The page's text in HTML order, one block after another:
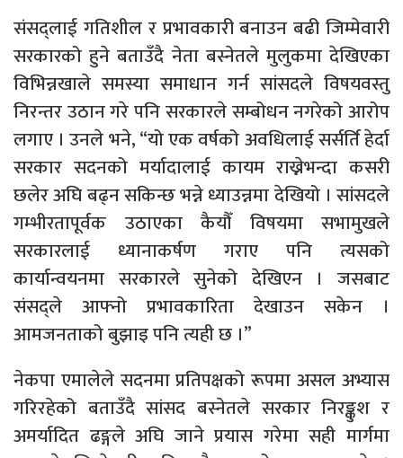
संसद्लाई गतिशील र प्रभावकारी बनाउन बढी जिम्मेवारी
सरकारको हुने बताउँदै नेता बस्नेतले मुलुकमा देखिएका
विभिन्नखाले समस्या समाधान गर्न सांसदले विषयवस्तु
निरन्तर उठान गरे पनि सरकारले सम्बोधन नगरेको आरोप
लगाए । उनले भने, “यो एक वर्षको अवधिलाई सर्सर्ति हेर्दा
सरकार सदनको मर्यादालाई कायम राख्नेभन्दा कसरी
छलेर अघि बढ्न सकिन्छ भन्ने ध्याउन्नमा देखियो । सांसदले
गम्भीरतापूर्वक उठाएका कैयौँ विषयमा सभामुखले
सरकारलाई ध्यानाकर्षण गराए पनि त्यसको
कार्यान्वयनमा सरकारले सुनेको देखिएन । जसबाट
संसद्ले आफ्नो प्रभावकारिता देखाउन सकेन ।
आमजनताको बुझाइ पनि त्यही छ ।”
नेकपा एमालेले सदनमा प्रतिपक्षको रूपमा असल अभ्यास
गरिरहेको बताउँदै सांसद बस्नेतले सरकार निरङ्कुश र
अमर्यादित ढङ्गले अघि जाने प्रयास गरेमा सही मार्गमा